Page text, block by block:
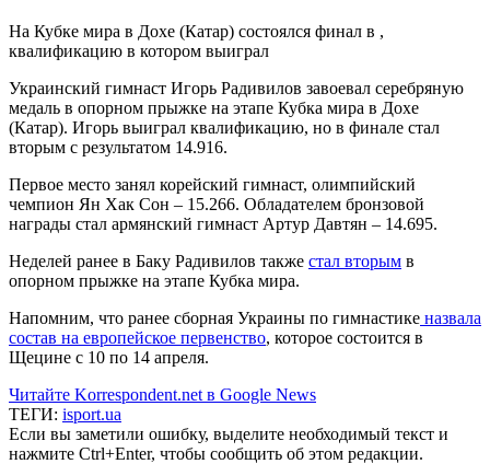
На Кубке мира в Дохе (Катар) состоялся финал в ,
квалификацию в котором выиграл
Украинский гимнаст Игорь Радивилов завоевал серебряную
медаль в опорном прыжке на этапе Кубка мира в Дохе
(Катар). Игорь выиграл квалификацию, но в финале стал
вторым с результатом 14.916.
Первое место занял корейский гимнаст, олимпийский
чемпион Ян Хак Сон – 15.266. Обладателем бронзовой
награды стал армянский гимнаст Артур Давтян – 14.695.
Неделей ранее в Баку Радивилов также стал вторым в
опорном прыжке на этапе Кубка мира.
Напомним, что ранее сборная Украины по гимнастике назвала
состав на европейское первенство, которое состоится в
Щецине с 10 по 14 апреля.
Читайте Korrespondent.net в Google News
ТЕГИ: isport.ua
Если вы заметили ошибку, выделите необходимый текст и
нажмите Ctrl+Enter, чтобы сообщить об этом редакции.